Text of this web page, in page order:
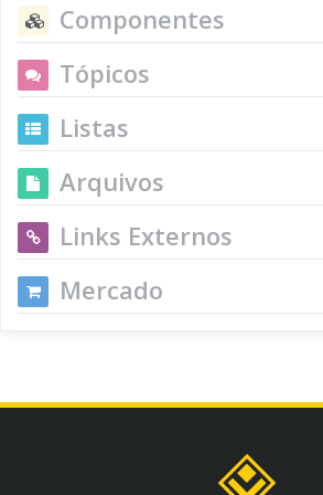
Componentes
Tópicos
Listas
Arquivos
Links Externos
Mercado